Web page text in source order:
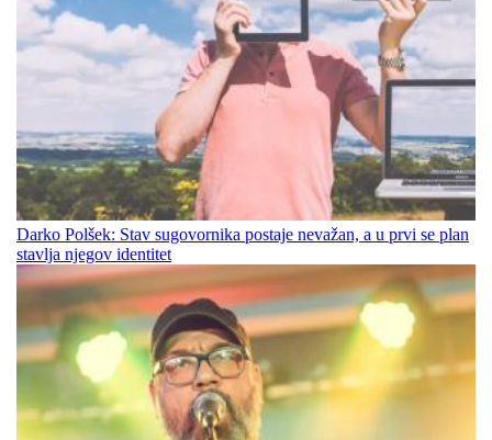
Darko Polšek: Stav sugovornika postaje nevažan, a u prvi se plan
stavlja njegov identitet